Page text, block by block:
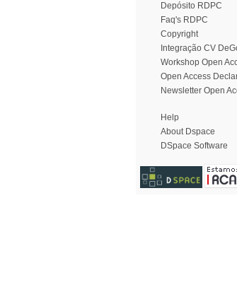
Depósito RDPC
Faq's RDPC
Copyright
Integração CV
Workshop Open
Open Access
Newsletter Open
Help
About Dspace
DSpace Software